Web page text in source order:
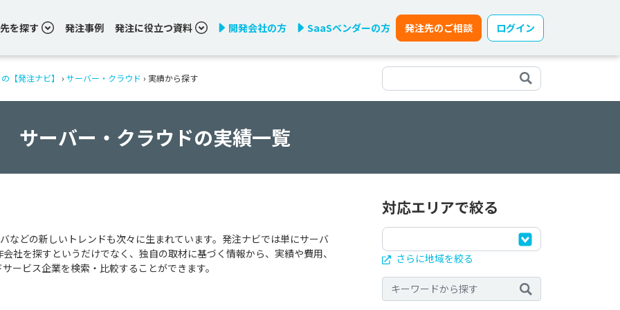
を探す 発注事例 発注に役立つ資料 開発会社の方 SaaSベンダーの方 発注先のご相談 ログイン
【発注ナビ】 › サーバー・クラウド › 実績から探す
サーバー・クラウドの実績一覧
などの新しいトレンドも次々に生まれています。発注ナビでは単にサーバ
社を探すというだけでなく、独自の取材に基づく情報から、実績や費用、
ービス企業を検索・比較することができます。
対応エリアで絞る
さらに地域を絞る